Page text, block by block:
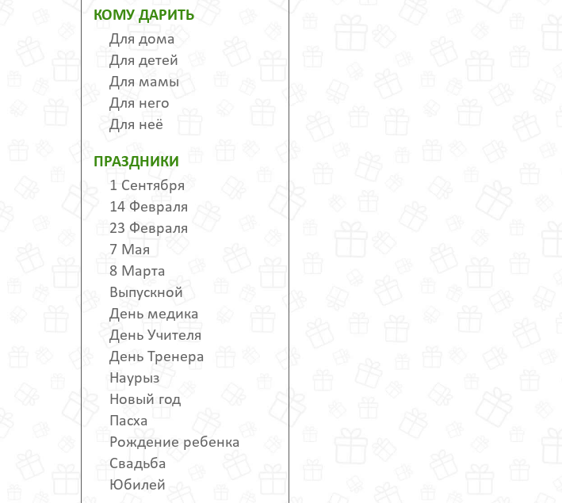
КОМУ ДАРИТЬ
Для дома
Для детей
Для мамы
Для него
Для неё
ПРАЗДНИКИ
1 Сентября
14 Февраля
23 Февраля
7 Мая
8 Марта
Выпускной
День медика
День Учителя
День Тренера
Наурыз
Новый год
Пасха
Рождение ребенка
Свадьба
Юбилей